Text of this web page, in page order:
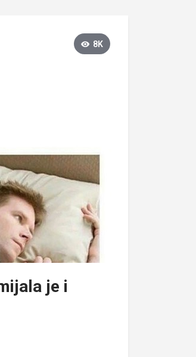
8K
je i